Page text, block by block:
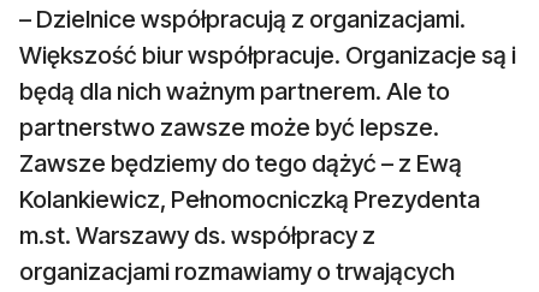
– Dzielnice współpracują z organizacjami.
Większość biur współpracuje. Organizacje są i
będą dla nich ważnym partnerem. Ale to
partnerstwo zawsze może być lepsze.
Zawsze będziemy do tego dążyć – z Ewą
Kolankiewicz, Pełnomocniczką Prezydenta
m.st. Warszawy ds. współpracy z
organizacjami rozmawiamy o trwających